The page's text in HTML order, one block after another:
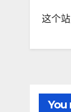
这个
You